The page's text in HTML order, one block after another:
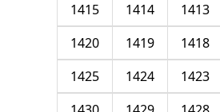
1413
1414
1415
1418
1419
1420
1423
1424
1425